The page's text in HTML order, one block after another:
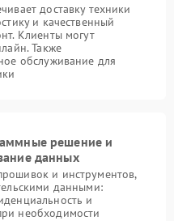
доставку техники
и качественный
Клиенты могут
Также
обслуживание для
решение и
данных
и инструментов,
данными:
и
необходимости